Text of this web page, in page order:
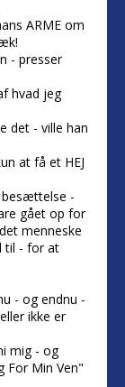
ARME om
- presser
hvad jeg
det - ville han
at få et HEJ
-
gået op for
menneske
til - for at
- og endnu -
ikke er
mig - og
For Min Ven"